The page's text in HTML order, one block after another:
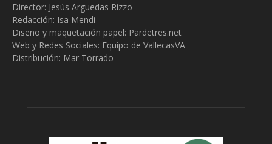
Director: Jesús Arguedas Rizzo
Redacción: Isa Mendi
Diseño y maquetación papel: Pardetres.net
Web y Redes Sociales: Equipo de VallecasVA
Distribución: Mar Torrado